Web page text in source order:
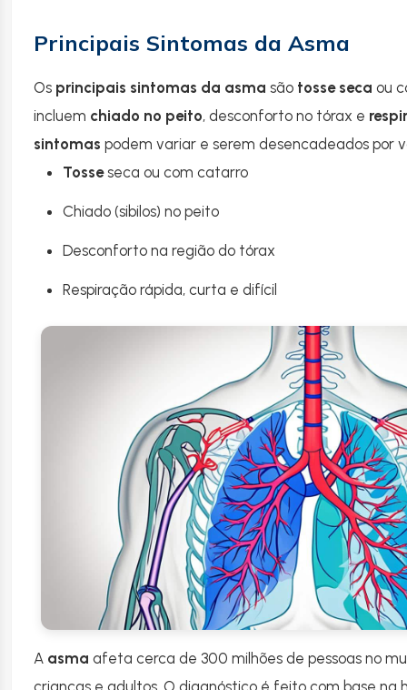
Principais Sintomas da Asma
Os principais sintomas da asma são tosse seca ou
incluem chiado no peito, desconforto no tórax e
sintomas podem variar e serem desencadeados por
Tosseseca ou com catarro
Chiado (sibilos) no peito
Desconforto na região do tórax
Respiração rápida, curta e difícil
A asma afeta cerca de 300 milhões de pessoas no
crianças e adultos. O diagnóstico é feito com base na